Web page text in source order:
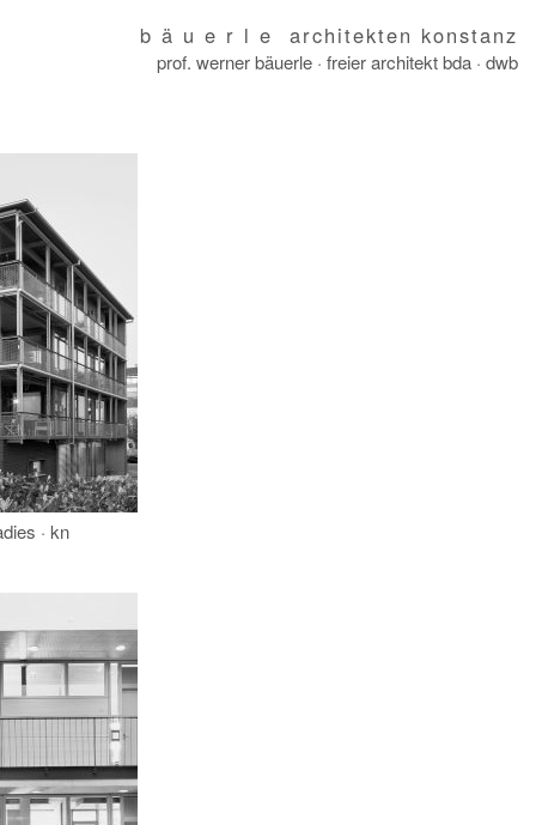
b ä u e r l e architekten konstanz
prof. werner bäuerle · freier architekt bda · dwb
· kn